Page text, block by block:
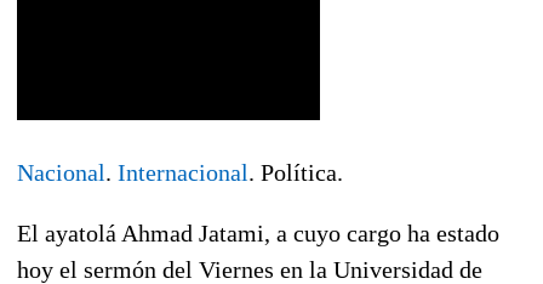
Nacional. Internacional. Política.
El ayatolá Ahmad Jatami, a cuyo cargo ha estado
hoy el sermón del Viernes en la Universidad de